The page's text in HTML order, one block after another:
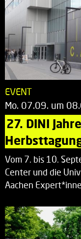
EVENT
Mo. 07.09. um
27. DINI
Vom 7. bis 10.
Center und die
Aachen